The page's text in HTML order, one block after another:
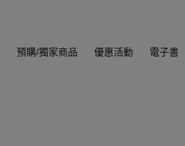
預購/獨家商品 優惠活動 電子書